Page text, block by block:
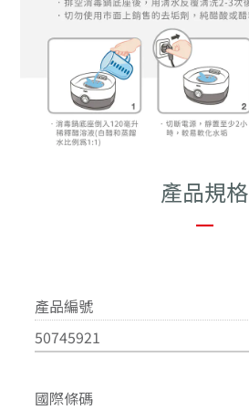
產品規格
—
產品編號
50745921
國際條碼